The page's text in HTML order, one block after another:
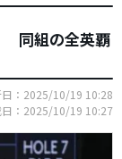
同組の全英覇
日：2025/10/19 10:28
日：2025/10/19 10:27